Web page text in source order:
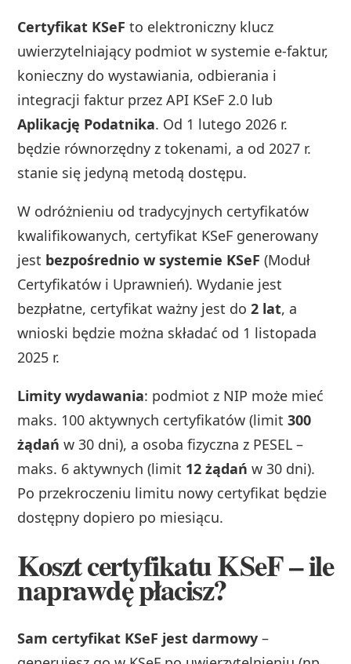
Certyfikat KSeF to elektroniczny klucz
uwierzytelniający podmiot w systemie e-faktur,
konieczny do wystawiania, odbierania i
integracji faktur przez API KSeF 2.0 lub
Aplikację Podatnika. Od 1 lutego 2026 r.
będzie równorzędny z tokenami, a od 2027 r.
stanie się jedyną metodą dostępu.
W odróżnieniu od tradycyjnych certyfikatów
kwalifikowanych, certyfikat KSeF generowany
jest bezpośrednio w systemie KSeF (Moduł
Certyfikatów i Uprawnień). Wydanie jest
bezpłatne, certyfikat ważny jest do2 lat, a
wnioski będzie można składać od 1 listopada
2025 r.
Limity wydawania: podmiot z NIP może mieć
maks. 100 aktywnych certyfikatów (limit300
żądań w 30 dni), a osoba fizyczna z PESEL –
maks. 6 aktywnych (limit 12 żądań w 30 dni).
Po przekroczeniu limitu nowy certyfikat będzie
dostępny dopiero po miesiącu.
Koszt certyfikatu KSeF – ile
naprawdę płacisz?
Sam certyfikat KSeF jest darmowy –